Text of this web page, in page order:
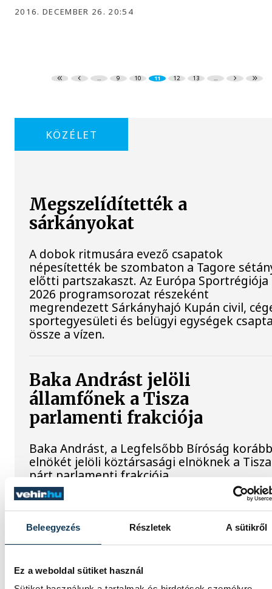
Beleegyezés Részletek A sütikről
Ez a weboldal sütiket használ
2016. DECEMBER 26. 20:54
... 9 10 11 12 13 ...
KÖZÉLET
Megszelídítették a
sárkányokat
A dobok ritmusára evező csapatok
népesítették be szombaton a Tagore
előtti partszakaszt. Az Európa Sportrégiója
2026 programsorozat részeként
megrendezett Sárkányhajó Kupán civil,
sportegyesületi és belügyi egységek
össze a vízen.
Baka Andrást jelöli
államfőnek a Tisza
parlamenti frakciója
Baka Andrást, a Legfelsőbb Bíróság
elnökét jelöli köztársasági elnöknek a Tisza
párt parlamenti frakciója.
Egy furcsa halkonzerv lett
Év Strandétele - mutatjuk!
A Balatoni Kör idén tizenkettedik
hirdette meg az év strandétele versenyt,